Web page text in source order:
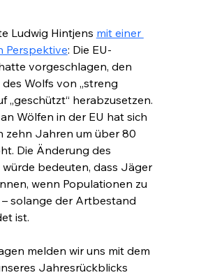
Ludwig Hintjens mit einer
Perspektive: Die EU-
vorgeschlagen, den
Wolfs von „streng
„geschützt“ herabzusetzen.
Wölfen in der EU hat sich
zehn Jahren um über 80
Die Änderung des
bedeuten, dass Jäger
wenn Populationen zu
solange der Artbestand
ist.
melden wir uns mit dem
Jahresrückblicks